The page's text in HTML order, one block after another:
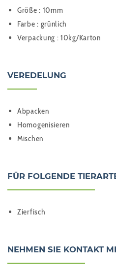
Größe : 10mm
Farbe : grünlich
Verpackung : 10kg/Karton
VEREDELUNG
Abpacken
Homogenisieren
Mischen
FÜR FOLGENDE
Zierfisch
NEHMEN SIE KONTAKT